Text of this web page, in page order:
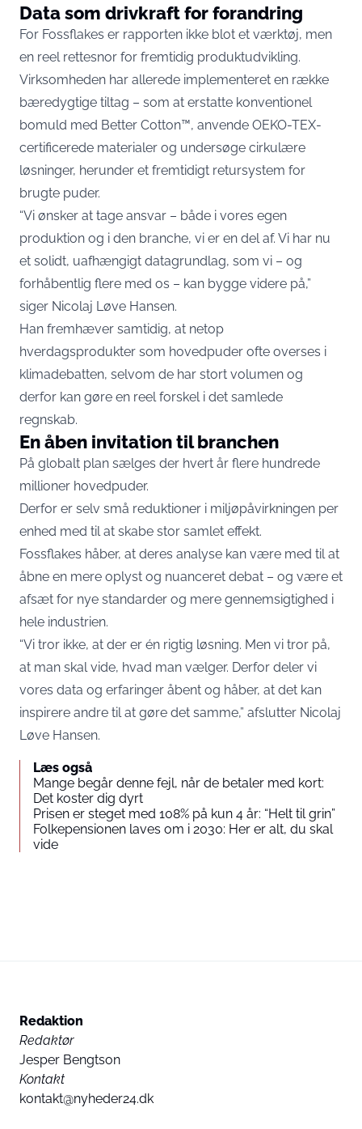
Data som drivkraft for forandring
For Fossflakes er rapporten ikke blot et værktøj, men
en reel rettesnor for fremtidig produktudvikling.
Virksomheden har allerede implementeret en række
bæredygtige tiltag – som at erstatte konventionel
bomuld med Better Cotton™, anvende OEKO-TEX-
certificerede materialer og undersøge cirkulære
løsninger, herunder et fremtidigt retursystem for
brugte puder.
“Vi ønsker at tage ansvar – både i vores egen
produktion og i den branche, vi er en del af. Vi har nu
et solidt, uafhængigt datagrundlag, som vi – og
forhåbentlig flere med os – kan bygge videre på,”
siger Nicolaj Løve Hansen.
Han fremhæver samtidig, at netop
hverdagsprodukter som hovedpuder ofte overses i
klimadebatten, selvom de har stort volumen og
derfor kan gøre en reel forskel i det samlede
regnskab.
En åben invitation til branchen
På globalt plan sælges der hvert år flere hundrede
millioner hovedpuder.
Derfor er selv små reduktioner i miljøpåvirkningen per
enhed med til at skabe stor samlet effekt.
Fossflakes håber, at deres analyse kan være med til at
åbne en mere oplyst og nuanceret debat – og være et
afsæt for nye standarder og mere gennemsigtighed i
hele industrien.
“Vi tror ikke, at der er én rigtig løsning. Men vi tror på,
at man skal vide, hvad man vælger. Derfor deler vi
vores data og erfaringer åbent og håber, at det kan
inspirere andre til at gøre det samme,” afslutter Nicolaj
Løve Hansen.
Læs også
Mange begår denne fejl, når de betaler med kort:
Det koster dig dyrt
Prisen er steget med 108% på kun 4 år: “Helt til grin”
Folkepensionen laves om i 2030: Her er alt, du skal
vide
Redaktion
Redaktør
Jesper Bengtson
Kontakt
kontakt@nyheder24.dk